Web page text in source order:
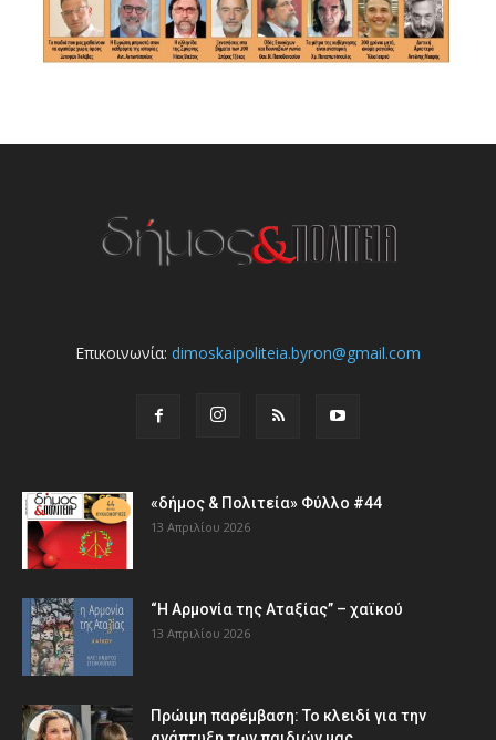
Επικοινωνία: dimoskaipoliteia.byron@gmail.com
«δήμος & Πολιτεία» Φύλλο #44
13 Απριλίου 2026
“Η Αρμονία της Αταξίας” – χαϊκού
13 Απριλίου 2026
Πρώιμη παρέμβαση: Το κλειδί για την